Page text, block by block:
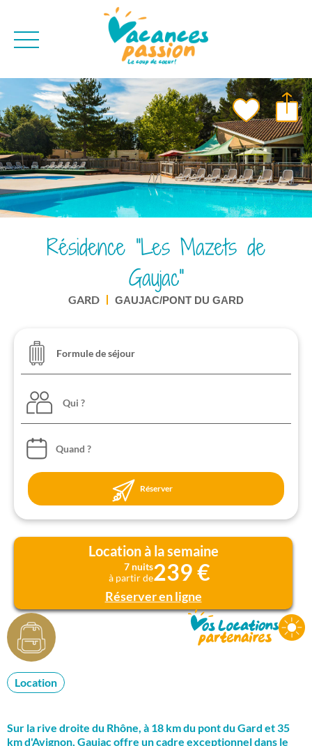
CAMPAGNE
MER
MONTAGNE
VILLES
ENVIE D'AILLEURS
BONS PLANS
QUI SOMMES-
BLOG
BROCHURES
NEWSLETTER
Résidence "Les Mazets de
Gaujac"
GARD GAUJAC/PONT DU GARD
Qui ?
Réserver
Location à la semaine
7 nuits
à partir de239 €
Réserver en ligne
Location
Sur la rive droite du Rhône, à 18 km du pont du Gard et 35
km d'Avignon, Gaujac offre un cadre exceptionnel dans le